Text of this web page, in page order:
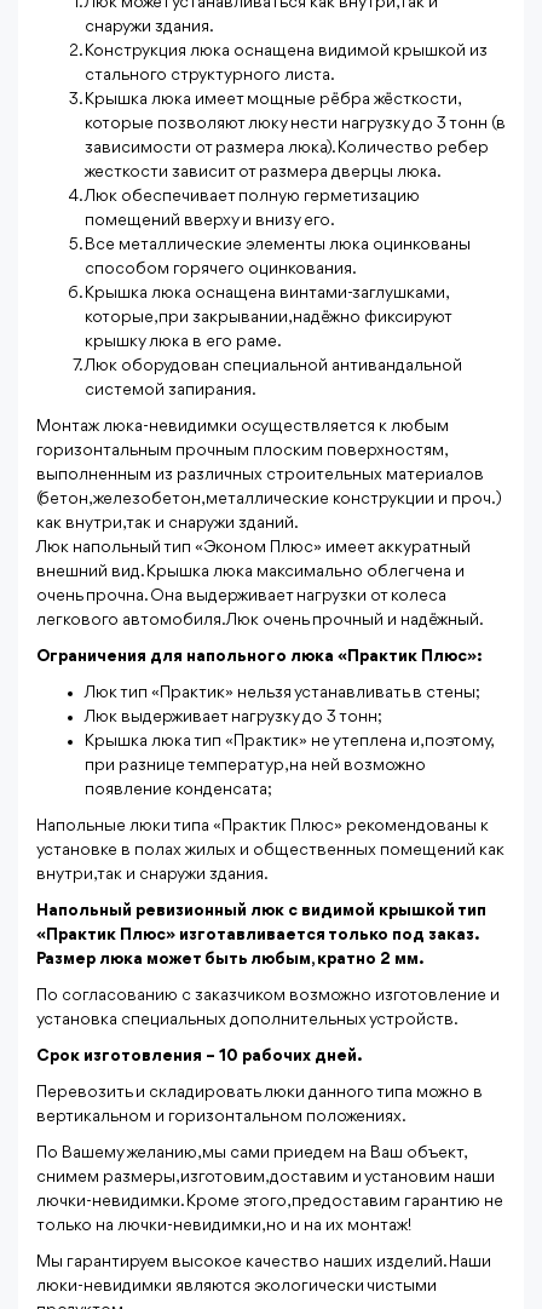
снаружи здания.
Конструкция люка оснащена видимой крышкой из
стального структурного листа.
Крышка люка имеет мощные рёбра жёсткости,
которые позволяют люку нести нагрузку до 3 тонн (в
зависимости от размера люка). Количество ребер
жесткости зависит от размера дверцы люка.
Люк обеспечивает полную герметизацию
помещений вверху и внизу его.
Все металлические элементы люка оцинкованы
способом горячего оцинкования.
Крышка люка оснащена винтами-заглушками,
которые, при закрывании, надёжно фиксируют
крышку люка в его раме.
Люк оборудован специальной антивандальной
системой запирания.
Монтаж люка-невидимки осуществляется к любым
горизонтальным прочным плоским поверхностям,
выполненным из различных строительных материалов
(бетон, железобетон, металлические конструкции и проч.)
как внутри, так и снаружи зданий.
Люк напольный тип «Эконом Плюс» имеет аккуратный
внешний вид. Крышка люка максимально облегчена и
очень прочна. Она выдерживает нагрузки от колеса
легкового автомобиля. Люк очень прочный и надёжный.
Ограничения для напольного люка «Практик Плюс»:
Люк тип «Практик» нельзя устанавливать в стены;
Люк выдерживает нагрузку до 3 тонн;
Крышка люка тип «Практик» не утеплена и, поэтому,
при разнице температур, на ней возможно
появление конденсата;
Напольные люки типа «Практик Плюс» рекомендованы к
установке в полах жилых и общественных помещений как
внутри, так и снаружи здания.
Напольный ревизионный люк с видимой крышкой тип
«Практик Плюс» изготавливается только под заказ.
Размер люка может быть любым, кратно 2 мм.
По согласованию с заказчиком возможно изготовление и
установка специальных дополнительных устройств.
Срок изготовления – 10 рабочих дней.
Перевозить и складировать люки данного типа можно в
вертикальном и горизонтальном положениях.
По Вашему желанию, мы сами приедем на Ваш объект,
снимем размеры, изготовим, доставим и установим наши
лючки-невидимки. Кроме этого, предоставим гарантию не
только на лючки-невидимки, но и на их монтаж!
Мы гарантируем высокое качество наших изделий. Наши
люки-невидимки являются экологически чистыми